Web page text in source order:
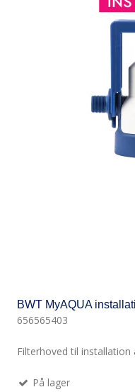
BWT MyAQUA
656565403
Filterhoved til installation
På lager